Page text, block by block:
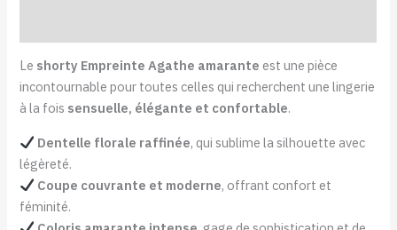
Le shorty Empreinte Agathe amarante est une pièce
incontournable pour toutes celles qui recherchent une lingerie
à la fois sensuelle, élégante et confortable.
Dentelle florale raffinée, qui sublime la silhouette avec
légèreté.
Coupe couvrante et moderne, offrant confort et
féminité.